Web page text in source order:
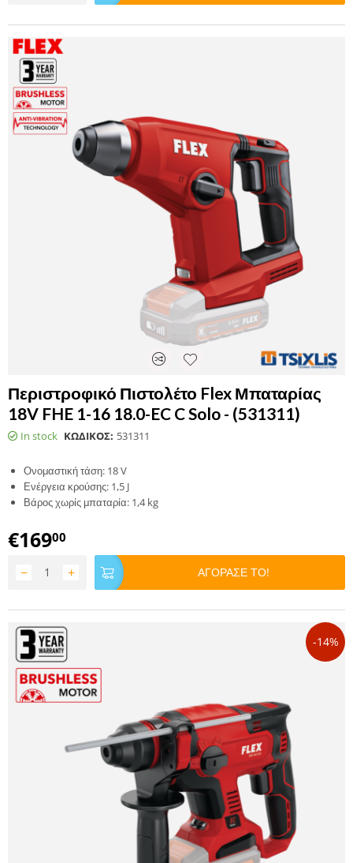
Περιστροφικό Πιστολέτο Flex Μπαταρίας
18V FHE 1-16 18.0-EC C Solo - (531311)
In stock ΚΩΔΙΚΟΣ: 531311
Ονομαστική τάση: 18 V
Ενέργεια κρούσης: 1,5 J
Βάρος χωρίς μπαταρία: 1,4 kg
€16900
+
− ΑΓΟΡΑΣΕ ΤΟ!
-14%